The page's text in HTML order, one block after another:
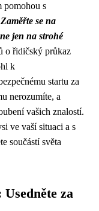
pomohou s
Zaměřte se na
jen na strohé
o řidičský průkaz
k
startu za
nerozumíte, a
vašich znalostí.
ve vaší situaci a s
součástí světa
za